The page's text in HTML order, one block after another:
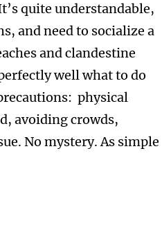
quite understandable,
and need to socialize a
and clandestine
well what to do
physical
avoiding crowds,
No mystery. As simple